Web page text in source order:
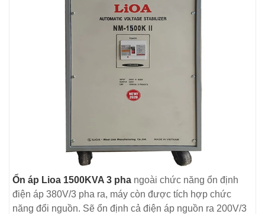
Ổn áp Lioa 1500KVA 3 pha ngoài chức năng ổn định
điện áp 380V/3 pha ra, máy còn được tích hợp chức
năng đổi nguồn. Sẽ ổn định cả điện áp nguồn ra 200V/3